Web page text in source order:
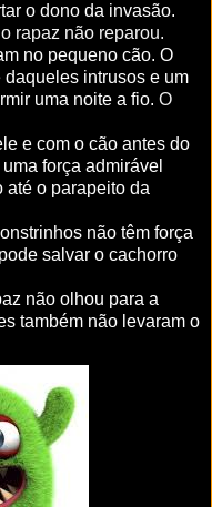
o dono da invasão.
o rapaz não reparou.
no pequeno cão. O
intrusos e um
uma noite a fio. O
e com o cão antes do
força admirável
até o parapeito da
não têm força
salvar o cachorro
não olhou para a
também não levaram o